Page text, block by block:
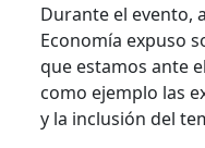
Durante el evento,
Economía expuso
que estamos ante
como ejemplo las
y la inclusión del